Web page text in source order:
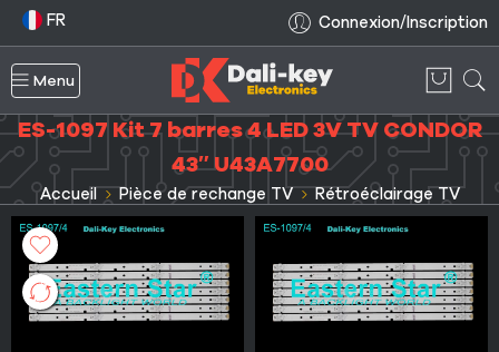
FR Connexion/Inscription
Menu
ES-1097 Kit 7 barres 4 LED 3V TV CONDOR
43″ U43A7700
Accueil Pièce de rechange TV Rétroéclairage TV